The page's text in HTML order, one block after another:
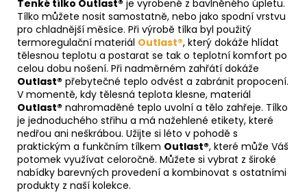
Tenké tílko Outlast® je vyrobené z bavlněného úpletu.
Tílko můžete nosit samostatně, nebo jako spodní vrstvu
pro chladnější měsíce. Při výrobě tílka byl použitý
termoregulační materiál Outlast®, který dokáže hlídat
tělesnou teplotu a postarat se tak o teplotní komfort po
celou dobu nošení. Při nadměrném zahřátí dokáže
Outlast® přebytečné teplo odvést a zabránit propocení.
V momentě, kdy tělesná teplota klesne, materiál
Outlast® nahromaděné teplo uvolní a tělo zahřeje. Tílko
je jednoduchého střihu a má nažehlené etikety, které
nedřou ani neškrábou. Užijte si léto v pohodě s
praktickým a funkčním tílkem Outlast®, které může Váš
potomek využívat celoročně. Můžete si vybrat z široké
nabídky barevných provedení a kombinovat s ostatními
produkty z naší kolekce.